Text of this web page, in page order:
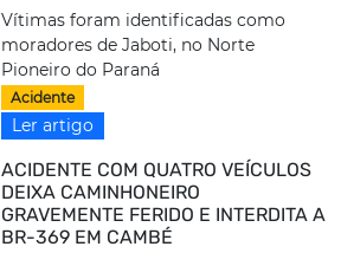
Vítimas foram identificadas como
moradores de Jaboti, no Norte
Pioneiro do Paraná
Acidente
Ler artigo
ACIDENTE COM QUATRO VEÍCULOS
DEIXA CAMINHONEIRO
GRAVEMENTE FERIDO E INTERDITA A
BR-369 EM CAMBÉ